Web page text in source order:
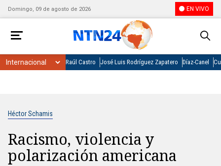
Domingo, 09 de agosto de 2026 EN VIVO
Raúl Castro José Luis Rodríguez Zapatero Díaz-Canel
Héctor Schamis
Racismo, violencia y
polarización americana